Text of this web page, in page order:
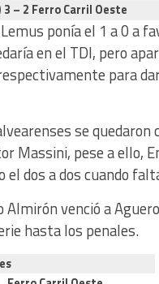
3 – 2 Ferro Carril Oeste
ponía el 1 a 0 a
en el TDI, pero
para
se quedaron
Massini, pese a ello,
dos a dos cuando
venció a
hasta los penales.